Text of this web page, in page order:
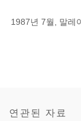
1987년 7월, 말레
연관된 자료